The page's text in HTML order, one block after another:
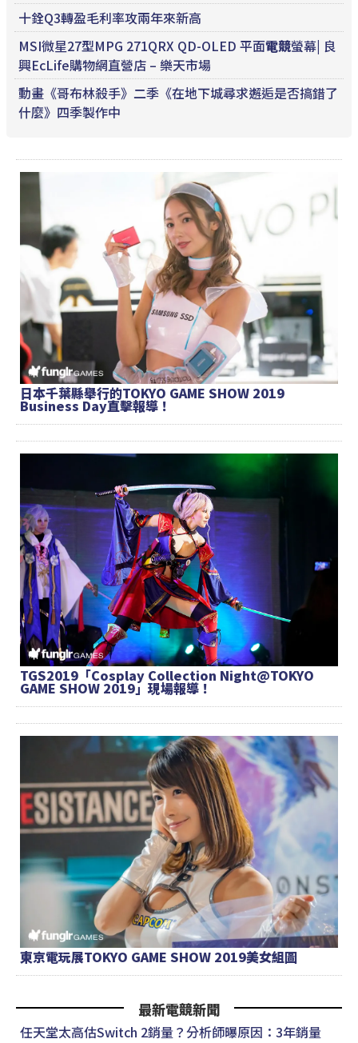
十銓Q3轉盈毛利率攻兩年來新高
MSI微星27型MPG 271QRX QD-OLED 平面電競螢幕| 良
興EcLife購物網直營店 – 樂天市場
動畫《哥布林殺手》二季《在地下城尋求邂逅是否搞錯了
什麼》四季製作中
日本千葉縣舉行的TOKYO GAME SHOW 2019
Business Day直擊報導！
TGS2019「Cosplay Collection Night@TOKYO
GAME SHOW 2019」現場報導！
東京電玩展TOKYO GAME SHOW 2019美女組圖
最新電競新聞
任天堂太高估Switch 2銷量？分析師曝原因：3年銷量